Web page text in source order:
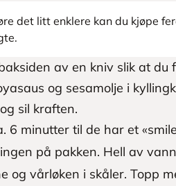
det litt enklere kan du kjøpe
av en kniv slik at du
og sesamolje i
sil kraften.
6 minutter til de har et
på pakken. Hell av
og vårløken i skåler. Topp